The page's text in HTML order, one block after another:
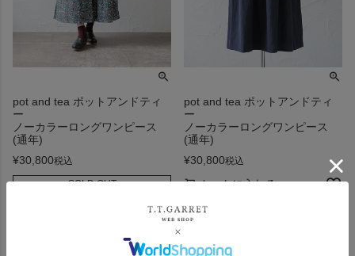
pot and tea ポットアンドティ
ー
ノーカラーロングワンピース
(通年)
¥30,800税込
SOLD OUT
pot and tea ポットアンドティ
ー
ノーカラーロングワンピース
(通年)
¥30,800税込
カートに入れる